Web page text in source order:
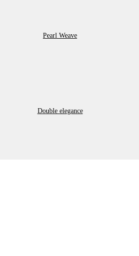
Pearl Weave
Double elegance